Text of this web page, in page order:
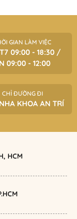
GIAN LÀM VIỆC
09:00 - 18:30 /
09:00 - 12:00
CHỈ ĐƯỜNG ĐI
KHOA AN TRÍ
HCM